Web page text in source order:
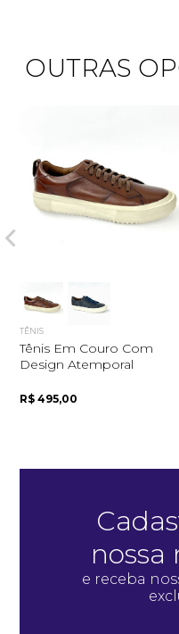
Quero
OUTRAS
TÊNIS
Tênis Em Couro Com
Design Atemporal
R$ 495,00
nossa
e receba